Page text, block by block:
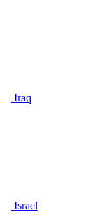
Iraq
Israel